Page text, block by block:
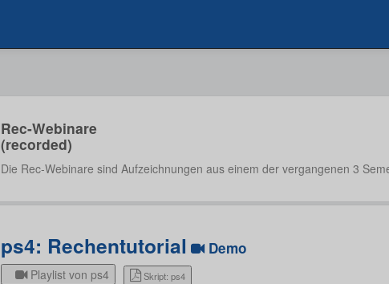
Rec-Webinare
(recorded)
Die Rec-Webinare sind Aufzeichnungen aus einem der vergangenen 3
ps4: Rechentutorial Demo
Playlist von ps4 Skript: ps4